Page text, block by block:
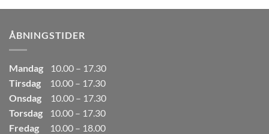
var:
er:
ÅBNINGSTIDER
Mandag
10.00 – 17.30
Tirsdag
10.00 – 17.30
Onsdag
10.00 – 17.30
Torsdag
10.00 – 17.30
Fredag
10.00 – 18.00